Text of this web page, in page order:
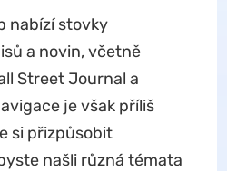
nabízí stovky
a novin, včetně
Street Journal a
je však příliš
si přizpůsobit
našli různá témata